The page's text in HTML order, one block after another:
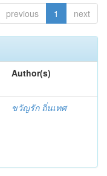
previous 1 next
Author(s)
ขวัญรัก ถิ่นเทศ